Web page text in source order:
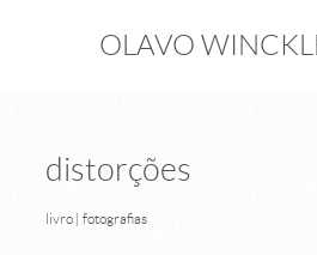
OLAVO
distorções
livro | fotografias